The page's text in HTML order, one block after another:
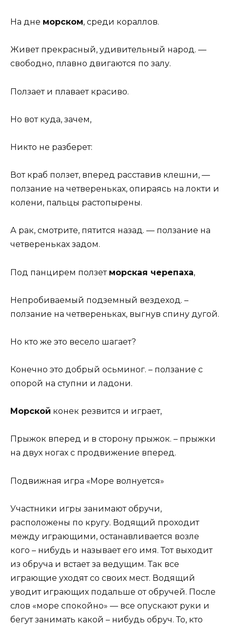
На дне морском, среди кораллов.
Живет прекрасный, удивительный народ. —
свободно, плавно двигаются по залу.
Ползает и плавает красиво.
Но вот куда, зачем,
Никто не разберет:
Вот краб ползет, вперед расставив клешни, —
ползание на четвереньках, опираясь на локти и
колени, пальцы растопырены.
А рак, смотрите, пятится назад. — ползание на
четвереньках задом.
Под панцирем ползет морская черепаха,
Непробиваемый подземный вездеход. –
ползание на четвереньках, выгнув спину дугой.
Но кто же это весело шагает?
Конечно это добрый осьминог. – ползание с
опорой на ступни и ладони.
Морской конек резвится и играет,
Прыжок вперед и в сторону прыжок. – прыжки
на двух ногах с продвижение вперед.
Подвижная игра «Море волнуется»
Участники игры занимают обручи,
расположены по кругу. Водящий проходит
между играющими, останавливается возле
кого – нибудь и называет его имя. Тот выходит
из обруча и встает за ведущим. Так все
играющие уходят со своих мест. Водящий
уводит играющих подальше от обручей. После
слов «море спокойно» — все опускают руки и
бегут занимать какой – нибудь обруч. То, кто